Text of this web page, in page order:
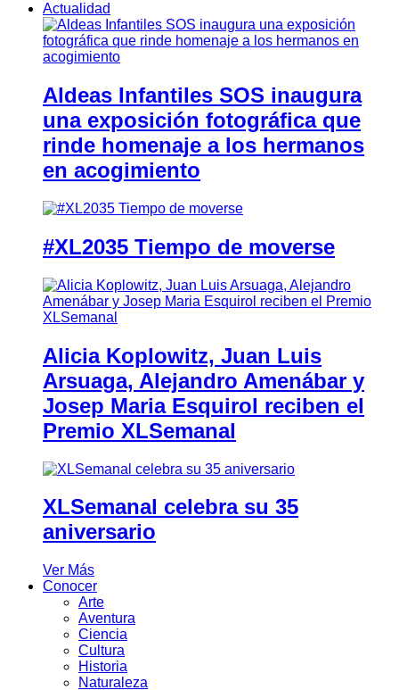
Actualidad
Aldeas Infantiles SOS inaugura
una exposición fotográfica que
rinde homenaje a los hermanos
en acogimiento
#XL2035 Tiempo de moverse
Alicia Koplowitz, Juan Luis
Arsuaga, Alejandro Amenábar y
Josep Maria Esquirol reciben el
Premio XLSemanal
XLSemanal celebra su 35
aniversario
Ver Más
Conocer
Arte
Aventura
Ciencia
Cultura
Historia
Naturaleza